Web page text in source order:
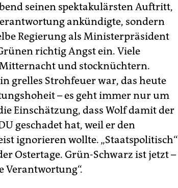
seinen spektakulärsten Auftritt,
ankündigte, sondern
Regierung als Ministerpräsident
richtig Angst ein. Viele
und stocknüchtern.
grelles Strohfeuer war, das heute
– es geht immer nur um
Einschätzung, dass Wolf damit der
geschadet hat, weil er den
ignorieren wollte. „Staatspolitisch“
Ostertage. Grün-Schwarz ist jetzt –
Verantwortung“.